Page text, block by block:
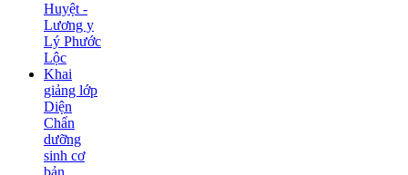
Huyệt -
Lương y
Lý Phước
Lộc
Khai
giảng lớp
Diện
Chẩn
dưỡng
sinh cơ
bản